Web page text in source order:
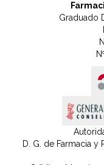
Graduado
D. G. de Farmacia